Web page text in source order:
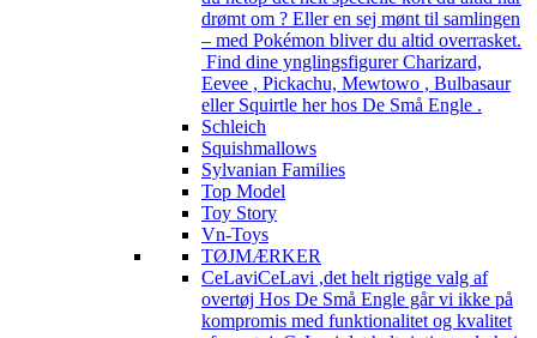
drømt om ? Eller en sej mønt til samlingen
– med Pokémon bliver du altid overrasket.
Find dine ynglingsfigurer Charizard,
Eevee , Pickachu, Mewtowo , Bulbasaur
eller Squirtle her hos De Små Engle .
Schleich
Squishmallows
Sylvanian Families
Top Model
Toy Story
Vn-Toys
TØJMÆRKER
CeLaviCeLavi ,det helt rigtige valg af
overtøj Hos De Små Engle går vi ikke på
kompromis med funktionalitet og kvalitet